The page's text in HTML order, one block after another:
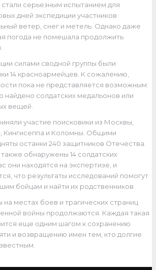
серьезным испытанием для
дней экспедиции участников
ветер, снег и метель. Однако даже
погода не помешала продолжить
силами сводной группы были
14 красноармейцев. К сожалению,
пока не представляется возможным:
найдено солдатских медальонов или
вещей.
участие поисковики из Москвы,
Кингисеппа и Коломны. Общими
останки 240 защитников Отечества.
обнаружены 14 солдатских
они находятся на экспертизе, и
что результаты исследований помогут
бойцам и найти их родственников.
местах боев и трагических страниц
войны продолжаются. Каждая такая
еще одним шагом к сохранению
и возвращению имен тем, кто долгие